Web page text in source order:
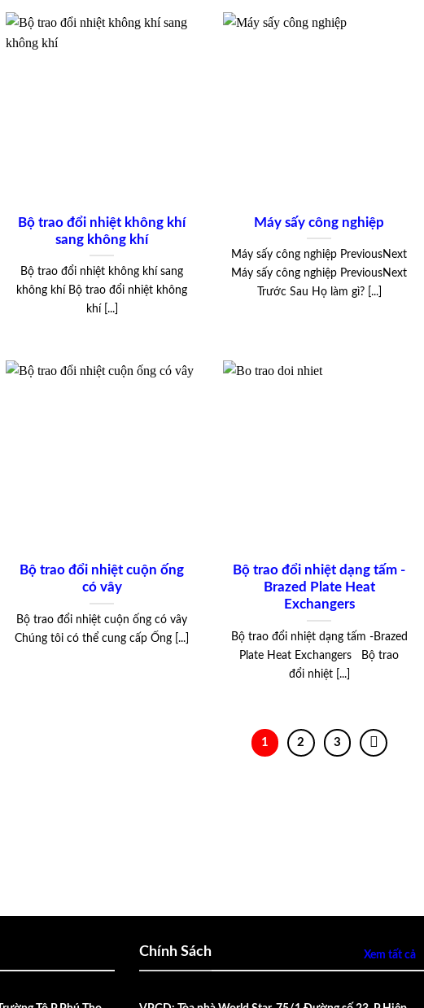
Bộ trao đổi nhiệt không khí
sang không khí
Bộ trao đổi nhiệt không khí sang
không khí Bộ trao đổi nhiệt không
khí [...]
Máy sấy công nghiệp
Máy sấy công nghiệp PreviousNext
Máy sấy công nghiệp PreviousNext
Trước Sau Họ làm gì? [...]
Bộ trao đổi nhiệt cuộn ống
có vây
Bộ trao đổi nhiệt cuộn ống có vây
Chúng tôi có thể cung cấp Ống [...]
Bộ trao đổi nhiệt dạng tấm -
Brazed Plate Heat
Exchangers
Bộ trao đổi nhiệt dạng tấm -Brazed
Plate Heat Exchangers Bộ trao
đổi nhiệt [...]
1 2 3
Chính Sách Xem tất cả